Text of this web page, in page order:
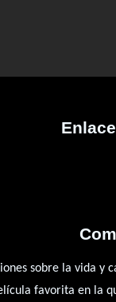
sobre la vida
favorita en la